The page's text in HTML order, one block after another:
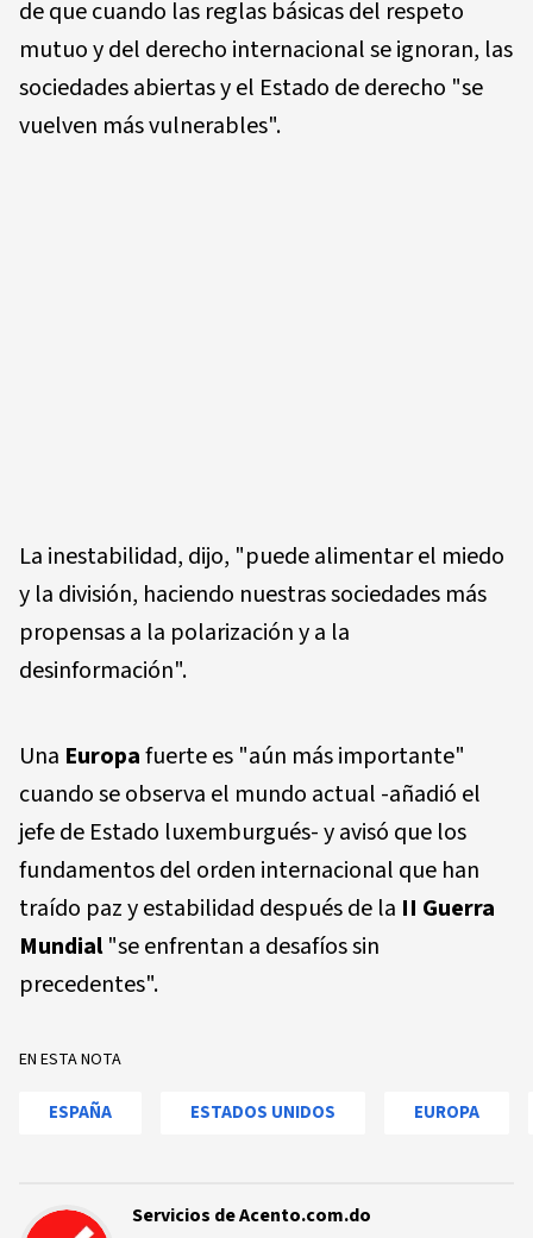
de que cuando las reglas básicas del respeto
mutuo y del derecho internacional se ignoran, las
sociedades abiertas y el Estado de derecho "se
vuelven más vulnerables".
La inestabilidad, dijo, "puede alimentar el miedo
y la división, haciendo nuestras sociedades más
propensas a la polarización y a la
desinformación".
Una Europafuerte es "aún más importante"
cuando se observa el mundo actual -añadió el
jefe de Estado luxemburgués- y avisó que los
fundamentos del orden internacional que han
traído paz y estabilidad después de la II Guerra
Mundial"se enfrentan a desafíos sin
precedentes".
EN ESTA NOTA
ESPAÑA ESTADOS UNIDOS EUROPA
Servicios de Acento.com.do